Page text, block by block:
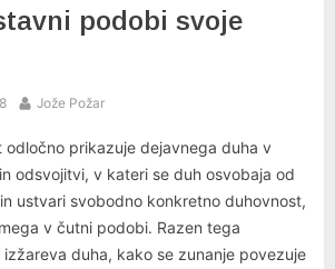
podobi svoje
By
Jože Požar
odločno prikazuje dejavnega duha v
odsvojitvi, v kateri se duh osvobaja od
ustvari svobodno konkretno duhovnost,
v čutni podobi. Razen tega
duha, kako se zunanje povezuje